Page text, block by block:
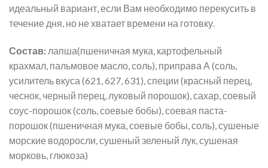
идеальный вариант, если Вам необходимо перекусить в
течение дня, но не хватает времени на готовку.
Состав: лапша(пшеничная мука, картофельный
крахмал, пальмовое масло, соль), приправа А (соль,
усилитель вкуса (621, 627, 631), специи (красный перец,
чеснок, черный перец, луковый порошок), сахар, соевый
соус-порошок (соль, соевые бобы), соевая паста-
порошок (пшеничная мука, соевые бобы, соль), сушеные
морские водоросли, сушеный зеленый лук, сушеная
морковь, глюкоза)